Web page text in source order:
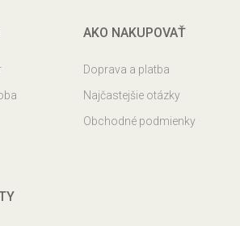
AKO NAKUPOVAŤ
Doprava a platba
Najčastejšie otázky
Obchodné podmienky